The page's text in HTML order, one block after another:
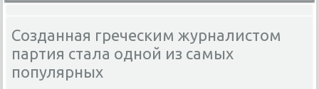
Созданная греческим журналистом
партия стала одной из самых
популярных